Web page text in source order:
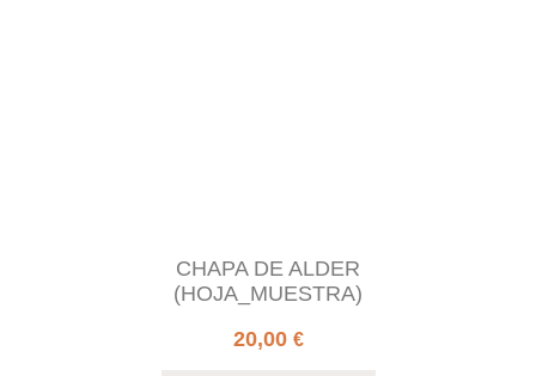
CHAPA DE ALDER
(HOJA_MUESTRA)
20,00 €